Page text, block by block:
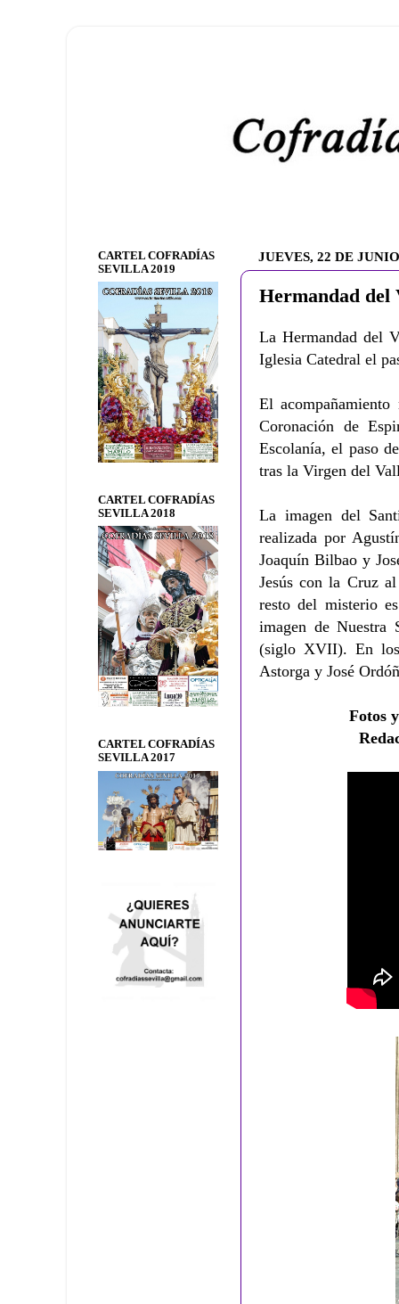
JUEVES, 22 DE
Hermandad del
La Hermandad del
Iglesia Catedral el
El
Coronación de
Escolanía, el paso
tras la Virgen del
La imagen del
realizada por
Joaquín Bilbao y
Jesús con la Cruz
resto del misterio
imagen de Nuestra
(siglo XVII). En
Astorga y José
Fotos
CARTEL COFRADÍAS
SEVILLA 2019
CARTEL COFRADÍAS
SEVILLA 2018
CARTEL COFRADÍAS
SEVILLA 2017